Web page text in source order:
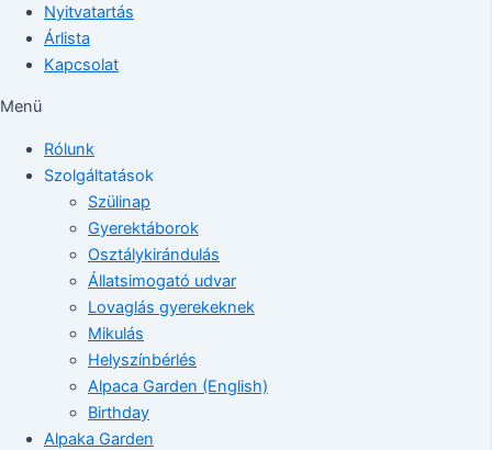
Nyitvatartás
Árlista
Kapcsolat
Menü
Rólunk
Szolgáltatások
Szülinap
Gyerektáborok
Osztálykirándulás
Állatsimogató udvar
Lovaglás gyerekeknek
Mikulás
Helyszínbérlés
Alpaca Garden (English)
Birthday
Alpaka Garden